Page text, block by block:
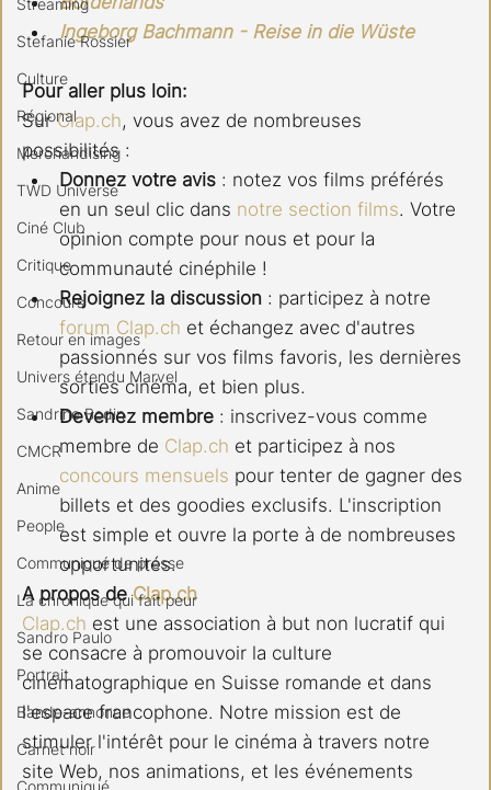
Stefanie Rossier
Culture
Régional
Merchandising
TWD Universe
Ciné Club
Critique
Concours
Retour en images
Univers étendu Marvel
Sandrine Bodin
CMCR
Anime
People
Communiqué de presse
La chronique qui fait peur
Sandro Paulo
Portrait
Bande-annonce
Carnet noir
Communiqué
Ingeborg Bachmann - Reise in die Wüste
Pour aller plus loin:
Sur Clap.ch, vous avez de nombreuses
possibilités :
Donnez votre avis : notez vos films préférés
en un seul clic dans notre section films. Votre
opinion compte pour nous et pour la
communauté cinéphile !
Rejoignez la discussion : participez à notre
forum Clap.ch et échangez avec d'autres
passionnés sur vos films favoris, les dernières
sorties cinéma, et bien plus.
Devenez membre : inscrivez-vous comme
membre de Clap.ch et participez à nos
concours mensuels pour tenter de gagner des
billets et des goodies exclusifs. L'inscription
est simple et ouvre la porte à de nombreuses
opportunités.
A propos de Clap.ch
Clap.ch est une association à but non lucratif qui
se consacre à promouvoir la culture
cinématographique en Suisse romande et dans
l'espace francophone. Notre mission est de
stimuler l'intérêt pour le cinéma à travers notre
site Web, nos animations, et les événements